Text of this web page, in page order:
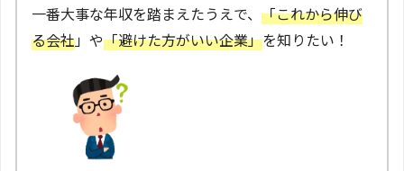
一番大事な年収を踏まえたうえで、 「これから伸び
る会社」や「避けた方がいい企業」を知りたい！